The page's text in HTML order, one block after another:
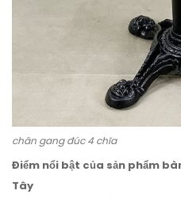
chân gang đúc 4 chĩa
Điểm nổi bật của sản phẩm
Tây